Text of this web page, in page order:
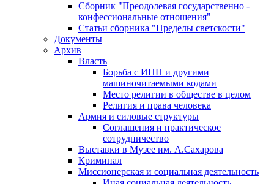
Сборник "Преодолевая государственно -
конфессиональные отношения"
Статьи сборника "Пределы светскости"
Документы
Архив
Власть
Борьба с ИНН и другими
машиночитаемыми кодами
Место религии в обществе в целом
Религия и права человека
Армия и силовые структуры
Соглашения и практическое
сотрудничество
Выставки в Музее им. А.Сахарова
Криминал
Миссионерская и социальная деятельность